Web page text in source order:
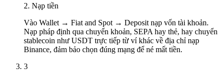
2. Nạp tiền
Vào Wallet → Fiat and Spot → Deposit nạp vốn tài khoản.
Nạp pháp định qua chuyển khoản, SEPA hay thẻ, hay chuyển
stablecoin như USDT trực tiếp từ ví khác về địa chỉ nạp
Binance, đảm bảo chọn đúng mạng để né mất tiền.
3